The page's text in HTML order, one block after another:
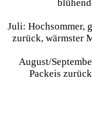
Juli: Hochsommer,
zurück, wärmster
August/
Packeis